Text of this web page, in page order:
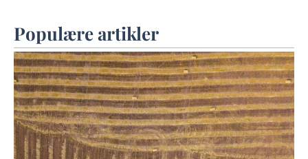
Populære artikler